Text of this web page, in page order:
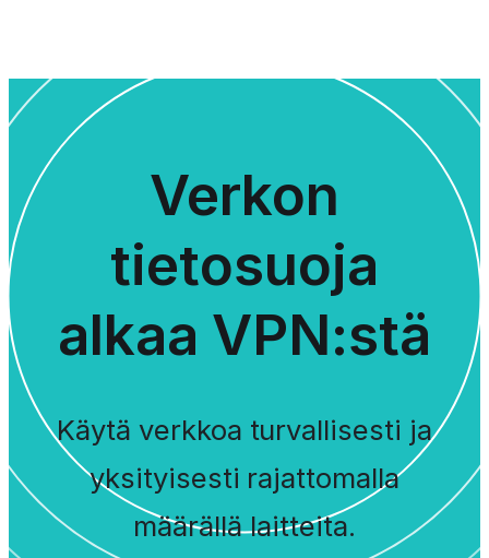
Verkon
tietosuoja
alkaa VPN:stä
Käytä verkkoa turvallisesti ja
yksityisesti rajattomalla
määrällä laitteita.